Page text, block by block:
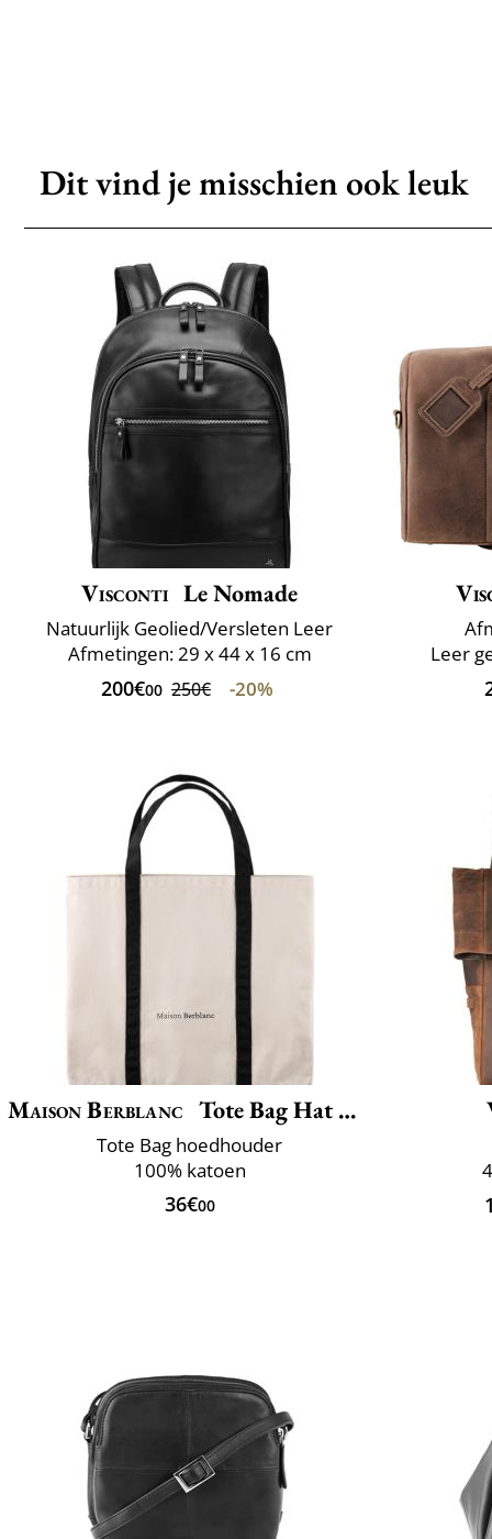
Dit vind je misschien ook leuk
Visconti Le Nomade
Natuurlijk Geolied/Versleten Leer
Afmetingen: 29 x 44 x 16 cm
200€00 250€ -20%
Leer
Maison Berblanc Tote Bag Hat Holder
Tote Bag hoedhouder
100% katoen
36€00